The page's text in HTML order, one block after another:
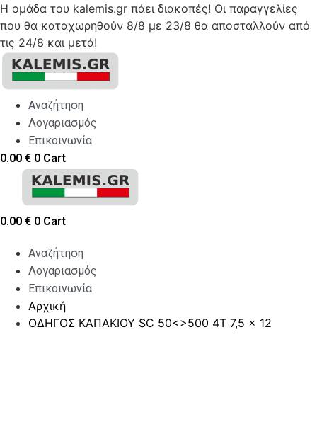
Η ομάδα του kalemis.gr πάει διακοπές! Οι παραγγελίες
που θα καταχωρηθούν 8/8 με 23/8 θα αποσταλλούν από
τις 24/8 και μετά!
Skip
content
Αναζήτηση
Λογαριασμός
Επικοινωνία
0.00 € 0 Cart
0.00 € 0 Cart
Αναζήτηση
Λογαριασμός
Επικοινωνία
Αρχική
ΟΔΗΓΟΣ ΚΑΠΑΚΙΟΥ SC 50<>500 4T 7,5 x 12